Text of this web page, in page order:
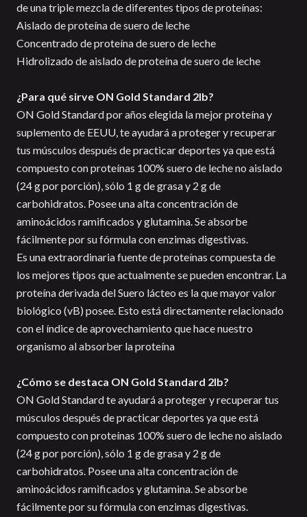
de una triple mezcla de diferentes tipos de proteínas:
Aislado de proteína de suero de leche
Concentrado de proteína de suero de leche
Hidrolizado de aislado de proteína de suero de leche
¿Para qué sirve ON Gold Standard 2lb?
ON Gold Standard por años elegida la mejor proteína y
suplemento de EEUU, te ayudará a proteger y recuperar
tus músculos después de practicar deportes ya que está
compuesto con proteínas 100% suero de leche no aislado
(24 g por porción), sólo 1 g de grasa y 2 g de
carbohidratos. Posee una alta concentración de
aminoácidos ramificados y glutamina. Se absorbe
fácilmente por su fórmula con enzimas digestivas.
Es una extraordinaria fuente de proteínas compuesta de
los mejores tipos que actualmente se pueden encontrar. La
proteína derivada del Suero lácteo es la que mayor valor
biológico (vB) posee. Esto está directamente relacionado
con el índice de aprovechamiento que hace nuestro
organismo al absorber la proteína
¿Cómo se destaca ON Gold Standard 2lb?
ON Gold Standard te ayudará a proteger y recuperar tus
músculos después de practicar deportes ya que está
compuesto con proteínas 100% suero de leche no aislado
(24 g por porción), sólo 1 g de grasa y 2 g de
carbohidratos. Posee una alta concentración de
aminoácidos ramificados y glutamina. Se absorbe
fácilmente por su fórmula con enzimas digestivas.